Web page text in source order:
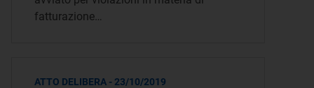
fatturazione…
ATTO DELIBERA - 23/10/2019